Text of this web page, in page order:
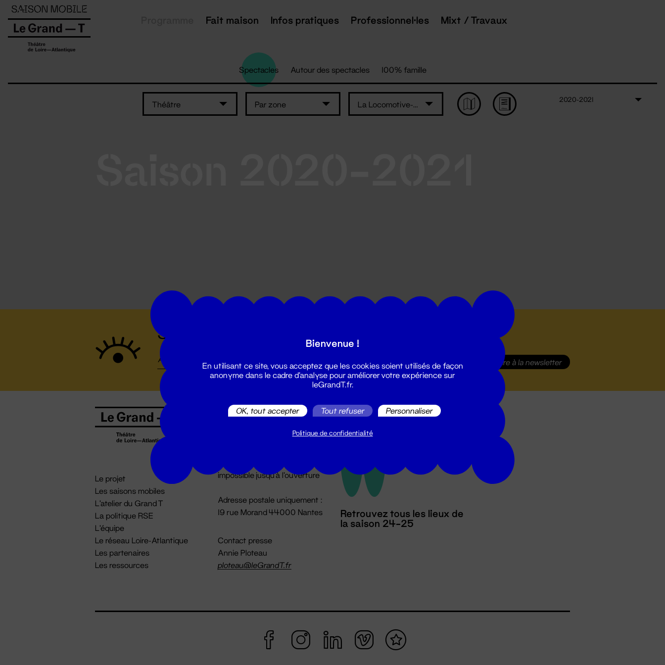
Fait maison Infos pratiques Professionnel·les Mixt / Travaux
Spectacles Autour des spectacles 100% famille
Théâtre Par zone La Locomotive-maison de quartier Erdre..
2020-2021
Suivez toutes les actualités du Grand T :
S'inscrire à la newsletter
Le projet
Les saisons mobiles
L'atelier du Grand T
La politique RSE
L'équipe
Le réseau Loire-Atlantique
Les partenaires
Les ressources
Billetterie
billetterie@leGrandT.fr
impossible jusqu'à l'ouverture
Adresse postale uniquement :
19 rue Morand 44000 Nantes
Contact presse
Annie Ploteau
ploteau@leGrandT.fr
Retrouvez tous les lieux de
la saison 24-25
Panneau de gestion des cookies
Bienvenue !
En utilisant ce site, vous acceptez que les cookies soient utilisés de façon
anonyme dans le cadre d'analyse pour améliorer votre expérience sur
leGrandT.fr.
OK, tout accepter Tout refuser Personnaliser
Politique de confidentialité